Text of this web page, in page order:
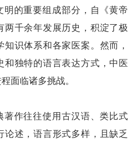
明的重要组成部分，自《黄帝
两千余年发展历史，积淀了极
识体系和各家医案。然而，
和独特的语言表达方式，中医
面临诸多挑战。
著作往往使用古汉语、类比式
论述，语言形式多样，且缺乏